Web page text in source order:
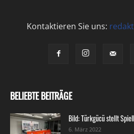
Kontaktieren Sie uns:
BELIEBTE BEITRÄGE
Bild: Türkgücü stellt
6. März 2022